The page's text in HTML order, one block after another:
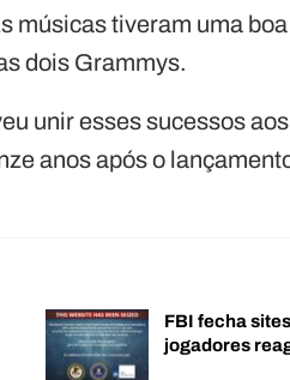
músicas tiveram uma
dois Grammys.
unir esses sucessos aos
anos após o
FBI fecha
jogadores